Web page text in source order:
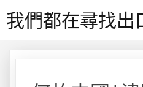
to我們都在尋找出